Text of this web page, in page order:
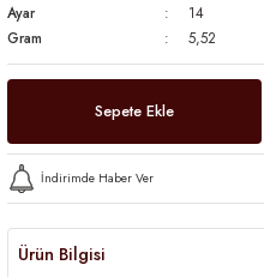
Ayar
14
Gram
5,52
Sepete Ekle
İndirimde Haber Ver
Ürün Bilgisi